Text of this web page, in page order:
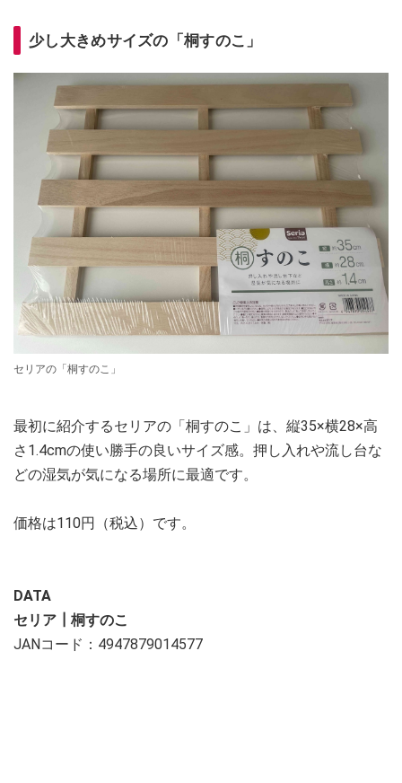
少し大きめサイズの「桐すのこ」
セリアの「桐すのこ」
最初に紹介するセリアの「桐すのこ」は、縦35×横28×高
さ1.4cmの使い勝手の良いサイズ感。押し入れや流し台な
どの湿気が気になる場所に最適です。
価格は110円（税込）です。
DATA
セリア┃桐すのこ
JANコード：4947879014577